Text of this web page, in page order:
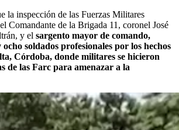
la inspección de las Fuerzas Militares
Comandante de la Brigada 11, coronel José
y el sargento mayor de comando,
soldados profesionales por los hechos
Córdoba, donde militares se hicieron
de las Farc para amenazar a la